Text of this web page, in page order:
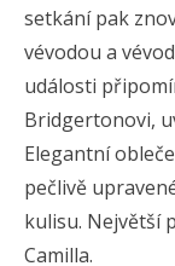
setkání pak
vévodou a
události
Bridgertonovi,
Elegantní
pečlivě
kulisu. Největší
Camilla.